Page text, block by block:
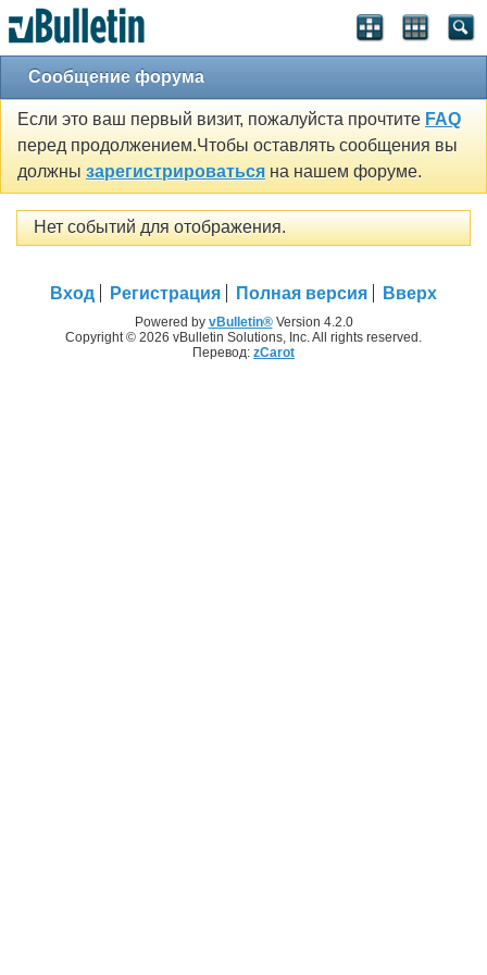
Сообщение форума
Если это ваш первый визит, пожалуйста прочтите FAQ
перед продолжением.Чтобы оставлять сообщения вы
должны зарегистрироваться на нашем форуме.
Нет событий для отображения.
Вход Регистрация Полная версия Вверх
Powered by vBulletin®Version 4.2.0
Copyright © 2026 vBulletin Solutions, Inc. All rights reserved.
Перевод: zCarot